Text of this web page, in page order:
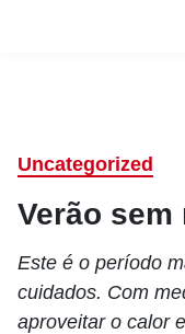
Uncategorized
Verão
Este é o período
cuidados. Com
aproveitar o calor